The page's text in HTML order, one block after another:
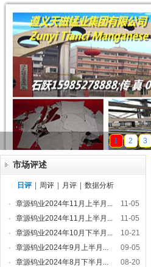
天磁锰业
1 2 3
市场评述
日评 周评 月评 数据分析
· 章源钨业2024年11月上半月...
11-05
·
章源钨业2024年11月上半月...
11-05
·
章源钨业2024年10月下半月...
10-21
·
章源钨业2024年9月上半月...
09-05
·
章源钨业2024年8月下半月...
08-20